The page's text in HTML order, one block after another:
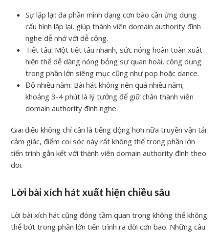
Sự lặp lại: đa phần mình dạng cơn bão cần ứng dụng
cấu hình lặp lại, giúp thành viên domain authority đình
nghe dễ nhớ với dễ cộng.
Tiết tấu: Một tiết tấu nhanh, sức nóng hoàn toàn xuất
hiện thể dễ dàng nóng bỏng sự quan hoài, công dụng
trong phần lớn siêng mục cũng như pop hoặc dance.
Độ nhiều năm: Bài hát không nên quá nhiều năm;
khoảng 3-4 phút là lý tưởng để giữ chân thành viên
domain authority đình nghe.
Giai điệu không chỉ cần là tiếng động hơn nữa truyền vận tải
cảm giác, điểm coi sóc này rất không thể trong phần lớn
tiến trình gắn kết với thành viên domain authority đình theo
dõi.
Lời bài xích hát xuất hiện chiều sâu
Lời bài xích hát cũng đóng tầm quan trọng không thể không
thể bớt trong phần lớn tiến trình ra đời cơn bão. Những câu